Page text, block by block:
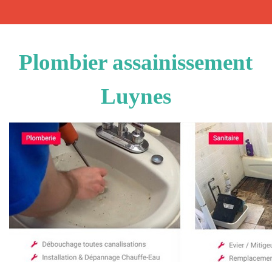
Plombier assainissement
Luynes